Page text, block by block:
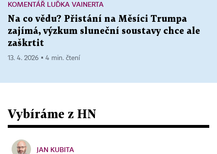
KOMENTÁŘ LUĎKA VAINERTA
Na co vědu? Přistání na Měsíci Trumpa
zajímá, výzkum sluneční soustavy chce ale
zaškrtit
13. 4. 2026 ▪ 4 min. čtení
Vybíráme z HN
JAN KUBITA